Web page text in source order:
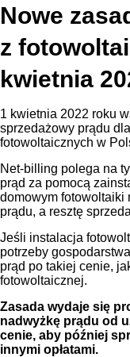
Nowe
z
kwietnia
1 kwietnia 2022 roku
sprzedażowy prądu
fotowoltaicznych w
Net-billing polega na
prąd za pomocą
domowym fotowoltaiki
prądu, a resztę
Jeśli instalacja
potrzeby
prąd po takiej cenie,
fotowoltaicznej.
Zasada wydaje się
nadwyżkę prądu od
cenie, aby później
innymi opłatami.